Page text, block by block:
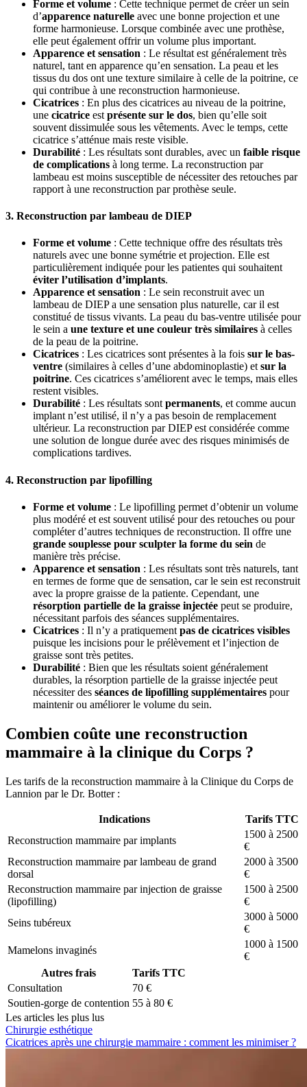
Forme et volume : Cette technique permet de créer un sein
d’apparence naturelle avec une bonne projection et une
forme harmonieuse. Lorsque combinée avec une prothèse,
elle peut également offrir un volume plus important.
Apparence et sensation : Le résultat est généralement très
naturel, tant en apparence qu’en sensation. La peau et les
tissus du dos ont une texture similaire à celle de la poitrine, ce
qui contribue à une reconstruction harmonieuse.
Cicatrices : En plus des cicatrices au niveau de la poitrine,
une cicatrice est présente sur le dos, bien qu’elle soit
souvent dissimulée sous les vêtements. Avec le temps, cette
cicatrice s’atténue mais reste visible.
Durabilité : Les résultats sont durables, avec un faible risque
de complications à long terme. La reconstruction par
lambeau est moins susceptible de nécessiter des retouches par
rapport à une reconstruction par prothèse seule.
3. Reconstruction par lambeau de DIEP
Forme et volume : Cette technique offre des résultats très
naturels avec une bonne symétrie et projection. Elle est
particulièrement indiquée pour les patientes qui souhaitent
éviter l’utilisation d’implants.
Apparence et sensation : Le sein reconstruit avec un
lambeau de DIEP a une sensation plus naturelle, car il est
constitué de tissus vivants. La peau du bas-ventre utilisée pour
le sein a une texture et une couleur très similaires à celles
de la peau de la poitrine.
Cicatrices : Les cicatrices sont présentes à la fois sur le bas-
ventre (similaires à celles d’une abdominoplastie) et sur la
poitrine. Ces cicatrices s’améliorent avec le temps, mais elles
restent visibles.
Durabilité : Les résultats sont permanents, et comme aucun
implant n’est utilisé, il n’y a pas besoin de remplacement
ultérieur. La reconstruction par DIEP est considérée comme
une solution de longue durée avec des risques minimisés de
complications tardives.
4. Reconstruction par lipofilling
Forme et volume : Le lipofilling permet d’obtenir un volume
plus modéré et est souvent utilisé pour des retouches ou pour
compléter d’autres techniques de reconstruction. Il offre une
grande souplesse pour sculpter la forme du sein de
manière très précise.
Apparence et sensation : Les résultats sont très naturels, tant
en termes de forme que de sensation, car le sein est reconstruit
avec la propre graisse de la patiente. Cependant, une
résorption partielle de la graisse injectée peut se produire,
nécessitant parfois des séances supplémentaires.
Cicatrices : Il n’y a pratiquement pas de cicatrices visibles
puisque les incisions pour le prélèvement et l’injection de
graisse sont très petites.
Durabilité : Bien que les résultats soient généralement
durables, la résorption partielle de la graisse injectée peut
nécessiter des séances de lipofilling supplémentaires pour
maintenir ou améliorer le volume du sein.
Combien coûte une reconstruction
mammaire à la clinique du Corps ?
Les tarifs de la reconstruction mammaire à la Clinique du Corps de
Lannion par le Dr. Botter :
Indications
Tarifs TTC
Reconstruction mammaire par implants
1500 à 2500
€
Reconstruction mammaire par lambeau de grand
dorsal
2000 à 3500
€
Reconstruction mammaire par injection de graisse
(lipofilling)
1500 à 2500
€
Seins tubéreux
3000 à 5000
€
Mamelons invaginés
1000 à 1500
€
Autres frais
Tarifs TTC
Consultation
70 €
Soutien-gorge de contention 55 à 80 €
Les articles les plus lus
Chirurgie esthétique
Cicatrices après une chirurgie mammaire : comment les minimiser ?